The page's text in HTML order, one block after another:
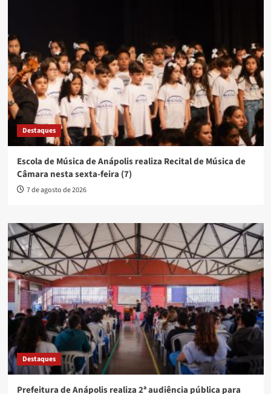
Destaques
Escola de Música de Anápolis realiza Recital de Música de
Câmara nesta sexta-feira (7)
7 de agosto de 2026
Destaques
Prefeitura de Anápolis realiza 2ª audiência pública para